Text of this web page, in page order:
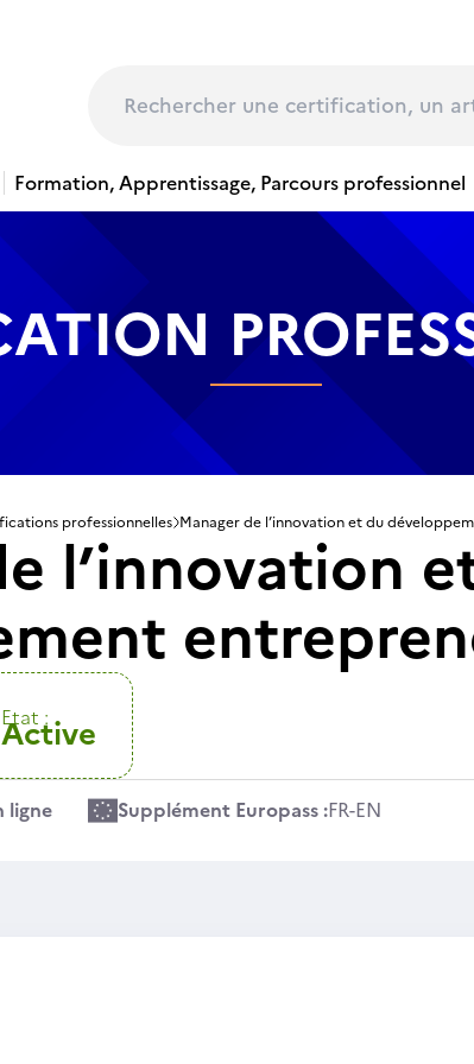
Formation, Apprentissage, Parcours professionnel
professionnelles Manager de l’innovation et du
l’innovation
Etat :
Active
ligne Supplément Europass :FR-EN